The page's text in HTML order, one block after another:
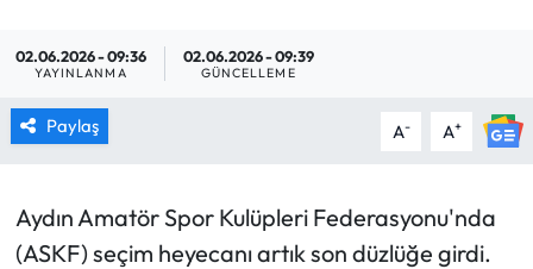
02.06.2026 - 09:36
YAYINLANMA
02.06.2026 - 09:39
GÜNCELLEME
Paylaş A- A+
Aydın Amatör Spor Kulüpleri Federasyonu'nda
(ASKF) seçim heyecanı artık son düzlüğe girdi.
SAĞLIK
SPOR